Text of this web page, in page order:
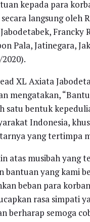
kepada para
langsung oleh
Francky
Pala, Jatinegara,
XL Axiata
mengatakan,
satu bentuk
Indonesia,
yang tertimpa
atas musibah yang
bantuan yang kami
beban para
rasa simpati
berharap semoga